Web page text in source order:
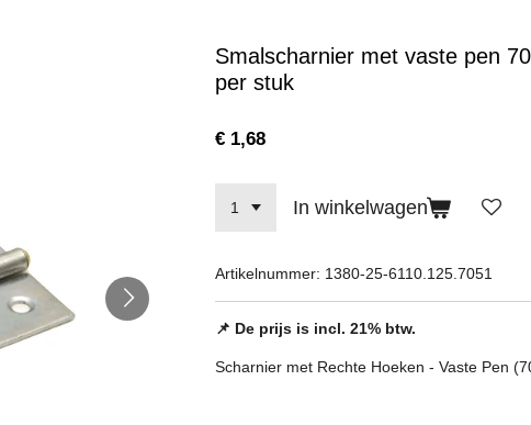
Smalscharnier met vaste pen
per stuk
€ 1,68
In winkelwagen
Artikelnummer: 1380-25-6110.125.7051
📌 De prijs is incl. 21% btw.
Scharnier met Rechte Hoeken - Vaste Pen